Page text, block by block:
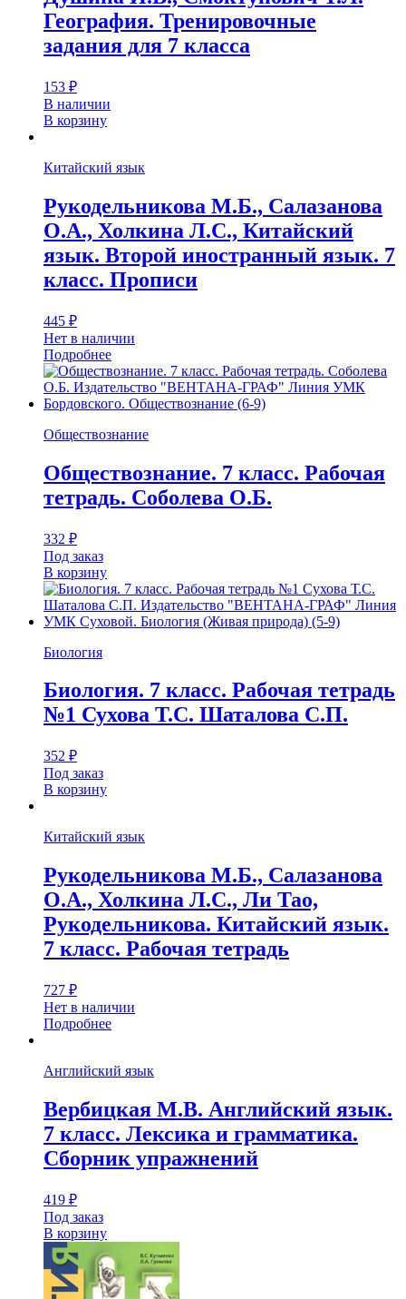
География. Тренировочные
задания для 7 класса
153 ₽
В наличии
В корзину
Китайский язык
Рукодельникова М.Б., Салазанова
О.А., Холкина Л.С., Китайский
язык. Второй иностранный язык. 7
класс. Прописи
445 ₽
Нет в наличии
Подробнее
Обществознание
Обществознание. 7 класс. Рабочая
тетрадь. Соболева О.Б.
332 ₽
Под заказ
В корзину
Биология
Биология. 7 класс. Рабочая тетрадь
№1 Сухова Т.С. Шаталова С.П.
352 ₽
Под заказ
В корзину
Китайский язык
Рукодельникова М.Б., Салазанова
О.А., Холкина Л.С., Ли Тао,
Рукодельникова. Китайский язык.
7 класс. Рабочая тетрадь
727 ₽
Нет в наличии
Подробнее
Английский язык
Вербицкая М.В. Английский язык.
7 класс. Лексика и грамматика.
Сборник упражнений
419 ₽
Под заказ
В корзину